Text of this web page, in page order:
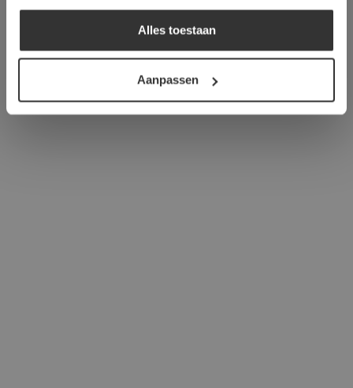
Alles toestaan
Aanpassen
ALLES AFWIJZEN
DETAILS WEERGEVEN